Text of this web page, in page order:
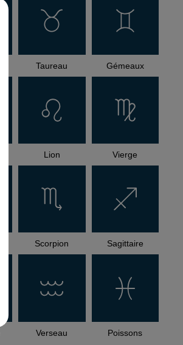
Taureau Gémeaux
Lion Vierge
Scorpion Sagittaire
Verseau Poissons